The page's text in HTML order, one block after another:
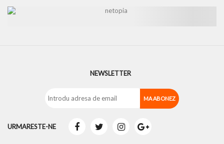
NEWSLETTER
URMARESTE-NE